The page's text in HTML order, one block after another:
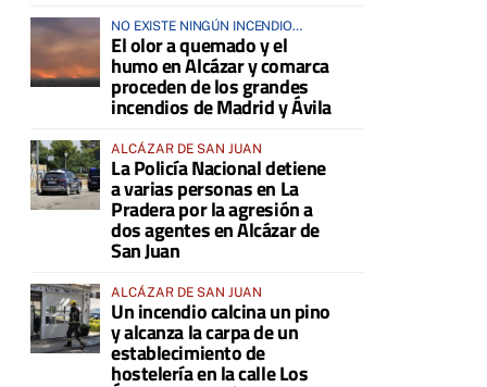
NO EXISTE NINGÚN INCENDIO
ACTIVO EN LA COMARCA
El olor a quemado y el
humo en Alcázar y comarca
proceden de los grandes
incendios de Madrid y Ávila
ALCÁZAR DE SAN JUAN
La Policía Nacional detiene
a varias personas en La
Pradera por la agresión a
dos agentes en Alcázar de
San Juan
ALCÁZAR DE SAN JUAN
Un incendio calcina un pino
y alcanza la carpa de un
establecimiento de
hostelería en la calle Los